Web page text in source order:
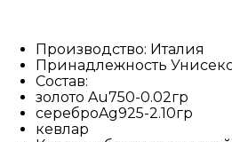
Производство: Италия
Принадлежность
Состав:
золото Au750-0.02гр
сереброAg925-2.10гр
кевлар